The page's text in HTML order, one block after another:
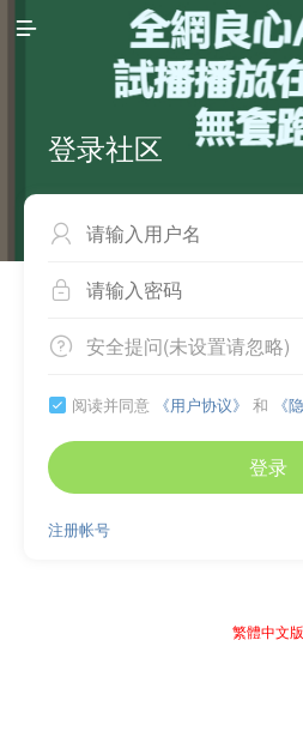

登录社区


 安全提问(未设置请忽略)
 阅读并同意 《用户协议》 和 《
登录
注册帐号
繁體中文版